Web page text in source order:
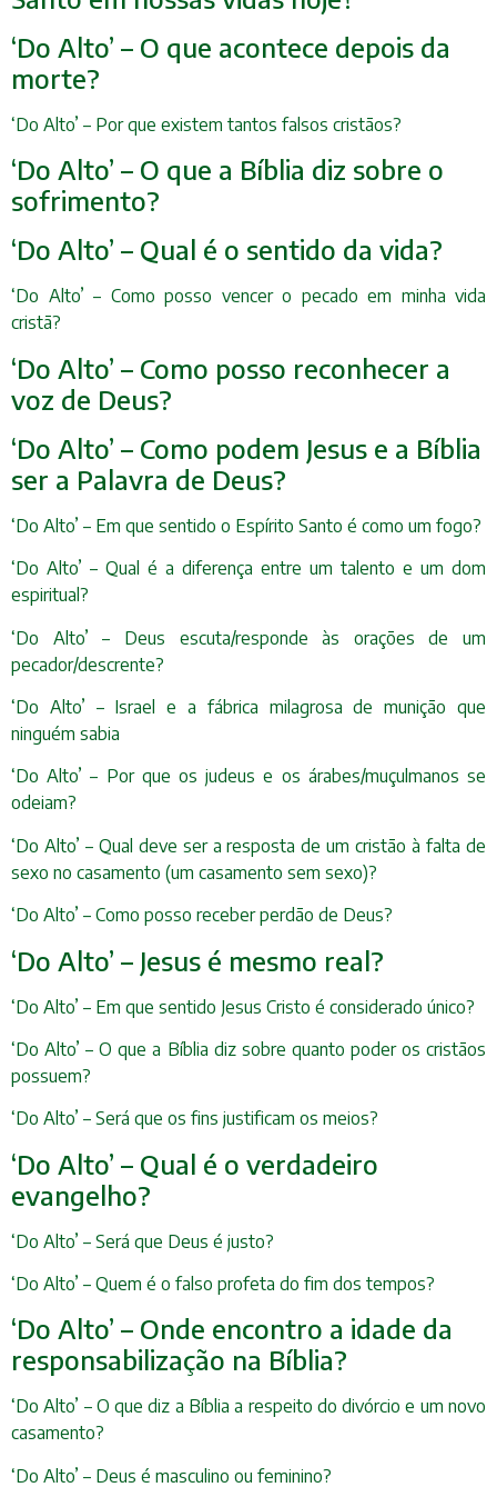
‘Do Alto’ – O que acontece depois da
morte?
‘Do Alto’ – Por que existem tantos falsos cristãos?
‘Do Alto’ – O que a Bíblia diz sobre o
sofrimento?
‘Do Alto’ – Qual é o sentido da vida?
‘Do Alto’ – Como posso vencer o pecado em minha vida
cristã?
‘Do Alto’ – Como posso reconhecer a
voz de Deus?
‘Do Alto’ – Como podem Jesus e a Bíblia
ser a Palavra de Deus?
‘Do Alto’ – Em que sentido o Espírito Santo é como um fogo?
‘Do Alto’ – Qual é a diferença entre um talento e um dom
espiritual?
‘Do Alto’ – Deus escuta/responde às orações de um
pecador/descrente?
‘Do Alto’ – Israel e a fábrica milagrosa de munição que
ninguém sabia
‘Do Alto’ – Por que os judeus e os árabes/muçulmanos se
odeiam?
‘Do Alto’ – Qual deve ser a resposta de um cristão à falta de
sexo no casamento (um casamento sem sexo)?
‘Do Alto’ – Como posso receber perdão de Deus?
‘Do Alto’ – Jesus é mesmo real?
‘Do Alto’ – Em que sentido Jesus Cristo é considerado único?
‘Do Alto’ – O que a Bíblia diz sobre quanto poder os cristãos
possuem?
‘Do Alto’ – Será que os fins justificam os meios?
‘Do Alto’ – Qual é o verdadeiro
evangelho?
‘Do Alto’ – Será que Deus é justo?
‘Do Alto’ – Quem é o falso profeta do fim dos tempos?
‘Do Alto’ – Onde encontro a idade da
responsabilização na Bíblia?
‘Do Alto’ – O que diz a Bíblia a respeito do divórcio e um novo
casamento?
‘Do Alto’ – Deus é masculino ou feminino?